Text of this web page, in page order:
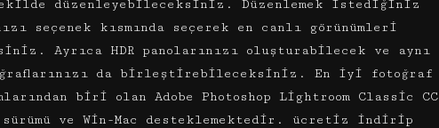
düzenleyebileceksiniz. Düzenlemek istediğiniz
seçenek kısmında seçerek en canlı görünümleri
Ayrıca HDR panolarınızı oluşturabilecek ve aynı
da birleştirebileceksiniz. En iyi fotoğraf
biri olan Adobe Photoshop Lightroom Classic CC
sürümü ve Win-Mac desteklemektedir. ücretiz indirip